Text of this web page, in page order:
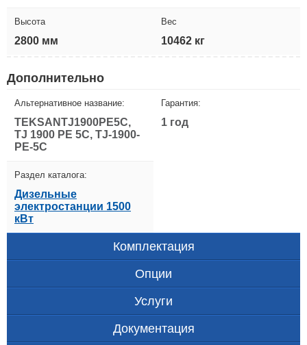
Высота
2800 мм
Вес
10462 кг
Дополнительно
Альтернативное название:
TEKSANTJ1900PE5C,
TJ 1900 PE 5C, TJ-1900-
PE-5C
Гарантия:
1 год
Раздел каталога:
Дизельные
электростанции 1500
кВт
Комплектация
Опции
Услуги
Документация